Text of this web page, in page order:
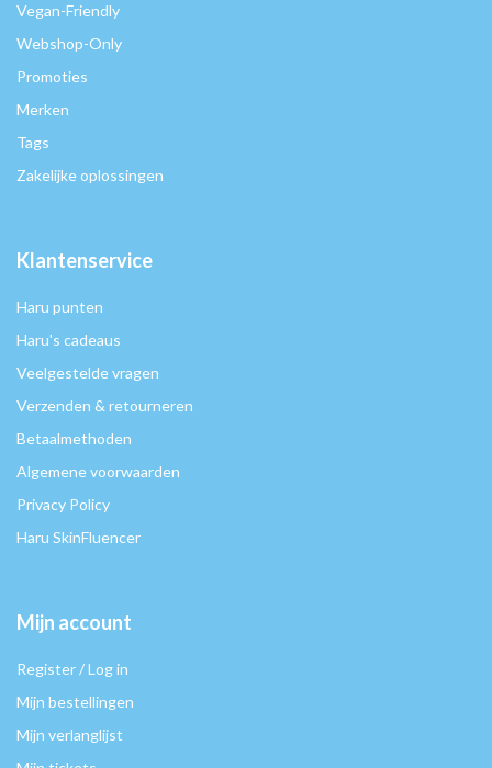
Vegan-Friendly
Webshop-Only
Promoties
Merken
Tags
Zakelijke oplossingen
Klantenservice
Haru punten
Haru's cadeaus
Veelgestelde vragen
Verzenden & retourneren
Betaalmethoden
Algemene voorwaarden
Privacy Policy
Haru SkinFluencer
Mijn account
Register / Log in
Mijn bestellingen
Mijn verlanglijst